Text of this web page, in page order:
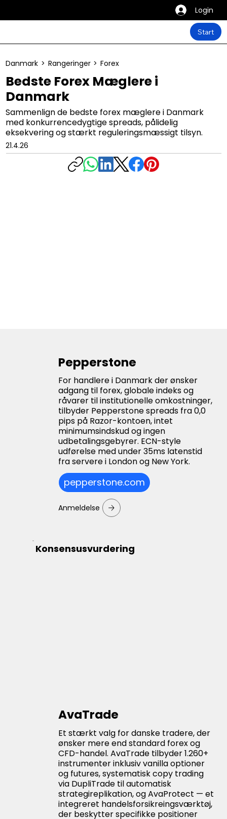
Login
Start
Bedste Forex Mæglere i
Danmark
Sammenlign de bedste forex mæglere i Danmark
med konkurrencedygtige spreads, pålidelig
eksekvering og stærkt reguleringsmæssigt tilsyn.
Danmark > Rangeringer > Forex
21.4.26
Pepperstone
For handlere i Danmark der ønsker
adgang til forex, globale indeks og
råvarer til institutionelle omkostninger,
tilbyder Pepperstone spreads fra 0,0
pips på Razor-kontoen, intet
minimumsindskud og ingen
udbetalingsgebyrer. ECN-style
udførelse med under 35ms latenstid
fra servere i London og New York.
pepperstone.com
Anmeldelse
Konsensusvurdering
AvaTrade
Et stærkt valg for danske tradere, der
ønsker mere end standard forex og
CFD-handel. AvaTrade tilbyder 1.260+
instrumenter inklusiv vanilla optioner
og futures, systematisk copy trading
via DupliTrade til automatisk
strategireplikation, og AvaProtect — et
integreret handelsforsikreingsværktøj,
der beskytter specifikke positioner